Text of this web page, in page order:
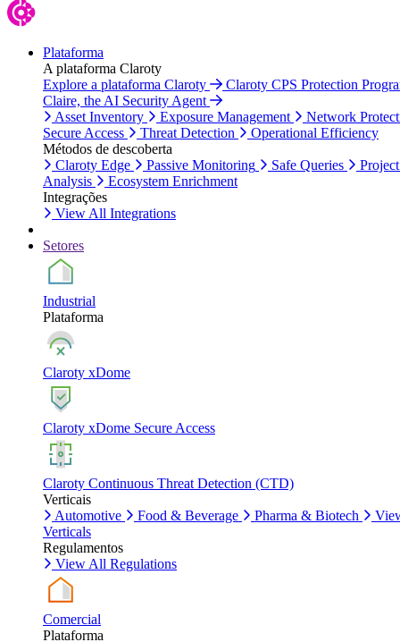
Plataforma
A plataforma Claroty
Explore a plataforma Claroty
Claroty CPS Protection
Claire, the AI Security Agent
Asset Inventory
Exposure Management
Network
Secure Access
Threat Detection
Operational Efficiency
Métodos de descoberta
Claroty Edge
Passive Monitoring Safe Queries
Analysis
Ecosystem Enrichment
Integrações
View All Integrations
Setores
Industrial
Plataforma
Claroty xDome
Claroty xDome Secure Access
Claroty Continuous Threat Detection (CTD)
Verticais
Automotive
Food & Beverage Pharma & Biotech
Verticals
Regulamentos
View All Regulations
Comercial
Plataforma